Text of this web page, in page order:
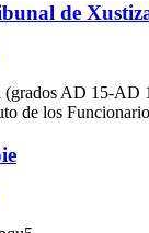
de
AD 15-AD
de los